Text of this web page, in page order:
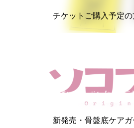
チケットご購入予定の
骨盤底ケアガードル【ソコブラ
新発売・骨盤底ケア